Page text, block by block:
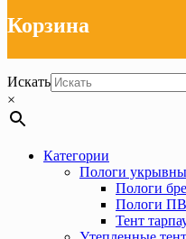
Корзина
Искать
×
Категории
Пологи
Пологи
Пологи
Тент